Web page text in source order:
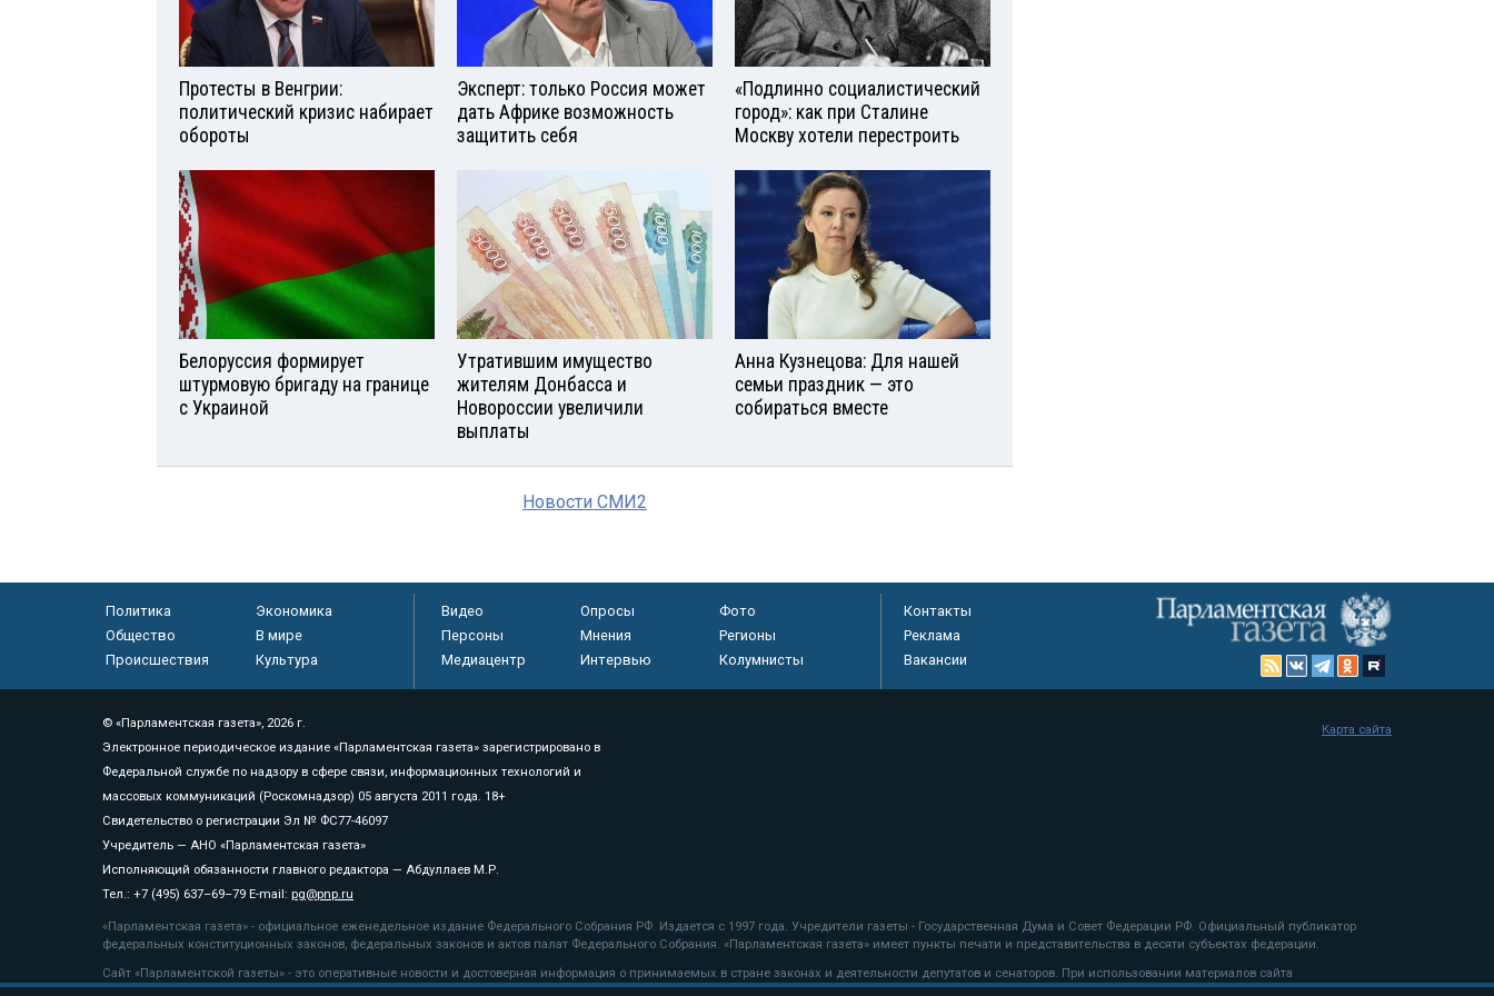
Протесты в Венгрии:
политический кризис набирает
обороты
Эксперт: только Россия может
дать Африке возможность
защитить себя
«Подлинно социалистический
город»: как при Сталине
Москву хотели перестроить
Белоруссия формирует
штурмовую бригаду на границе
с Украиной
Утратившим имущество
жителям Донбасса и
Новороссии увеличили
выплаты
Анна Кузнецова: Для нашей
семьи праздник — это
собираться вместе
Новости СМИ2
Политика
Экономика
Общество
В мире
Происшествия
Культура
Видео Опросы
Фото
Персоны
Мнения
Регионы
Медиацентр
Интервью Колумнисты
Контакты
Реклама
Вакансии
© «Парламентская газета», 2026 г.
Электронное периодическое издание «Парламентская газета» зарегистрировано в
Федеральной службе по надзору в сфере связи, информационных технологий и
массовых коммуникаций (Роскомнадзор) 05 августа 2011 года. 18+
Свидетельство о регистрации Эл № ФС77-46097
Учредитель — АНО «Парламентская газета»
Исполняющий обязанности главного редактора — Абдуллаев М.Р.
Тел.: +7 (495) 637–69–79 E-mail: pg@pnp.ru
«Парламентская газета» - официальное еженедельное издание Федерального Собрания РФ. Издается с 1997 года. Учредители газеты - Государственная Дума и Совет Федерации РФ. Официальный публикатор
федеральных конституционных законов, федеральных законов и актов палат Федерального Собрания. «Парламентская газета» имеет пункты печати и представительства в десяти субъектах федерации.
Сайт «Парламентской газеты» - это оперативные новости и достоверная информация о принимаемых в стране законах и деятельности депутатов и сенаторов. При использовании материалов сайта
«Парламентской газеты» активная ссылка на pnp.ru обязательна.
Карта сайта